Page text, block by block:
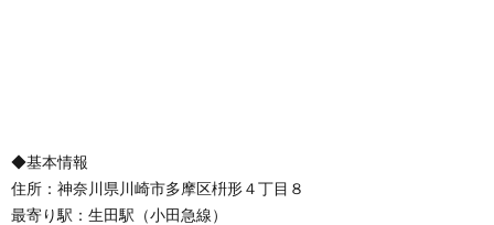
◆基本情報
住所：神奈川県川崎市多摩区枡形４丁目８
最寄り駅：生田駅（小田急線）